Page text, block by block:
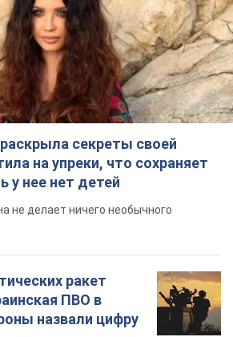
секреты своей
на упреки, что сохраняет
у нее нет детей
не делает ничего необычного
ракет
ПВО в
назвали цифру